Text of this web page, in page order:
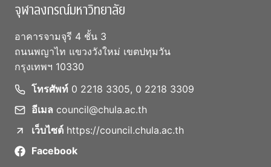
จุฬาลงกรณ์มหาวิทยาลัย
อาคารจามจุรี 4 ชั้น 3
ถนนพญาไท แขวงวังใหม่ เขตปทุมวัน
กรุงเทพฯ 10330
โทรศัพท์ 0 2218 3305, 0 2218 3309
อีเมล council@chula.ac.th
เว็บไซต์ https://council.chula.ac.th
Facebook